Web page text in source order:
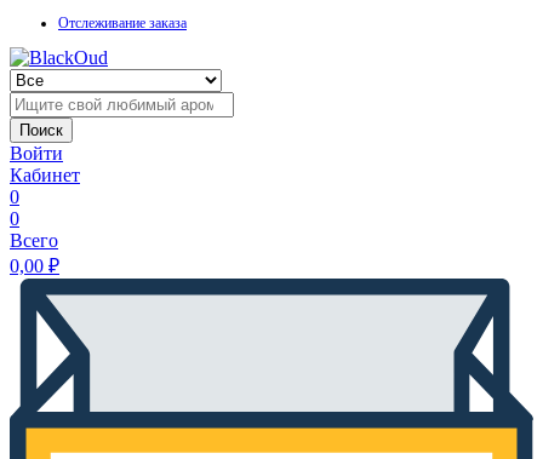
Отслеживание заказа
Поиск
Войти
Кабинет
0
0
Всего
0,00 ₽